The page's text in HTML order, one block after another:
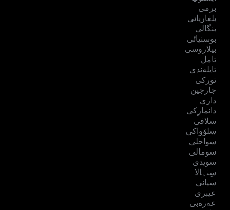
برمی
بلغاریائی
بنگالی
بوسنیائی
بیلاروسی
تامل
تایلەندی
تورکی
جارجین
داری
دانمارکی
سلافی
سلۆواکی
سواحلی
سومالی
سویدی
سِنہالا
سپانی
عیبری
عەرەبی